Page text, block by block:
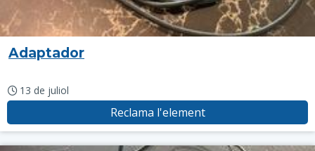
Adaptador
13 de juliol
Reclama l'element